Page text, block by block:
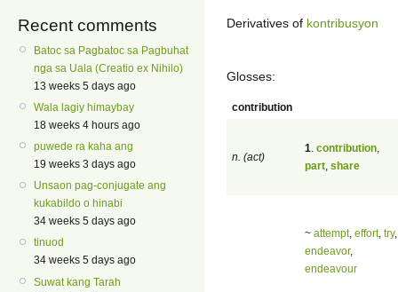
Recent comments
Batoc sa Pagbatoc sa Pagbuhat
nga sa Uala (Creatio ex Nihilo)
13 weeks 5 days ago
Wala lagiy himaybay
18 weeks 4 hours ago
puwede ra kaha ang
19 weeks 3 days ago
Unsaon pag-conjugate ang
kukabildo o hinabi
34 weeks 5 days ago
tinuod
34 weeks 5 days ago
Suwat kang Tarah
Derivatives of kontribusyon
Glosses:
contribution
n. (act)
1 contribution
part share
~ attempt, effort, try,
endeavor,
endeavour